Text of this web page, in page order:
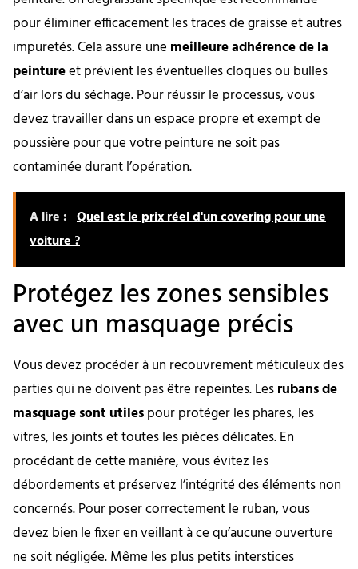
pour éliminer efficacement les traces de graisse et autres
impuretés. Cela assure une meilleure adhérence de la
peintureet prévient les éventuelles cloques ou bulles
d’air lors du séchage. Pour réussir le processus, vous
devez travailler dans un espace propre et exempt de
poussière pour que votre peinture ne soit pas
contaminée durant l’opération.
A lire : Quel est le prix réel d'un covering pour une
voiture ?
Protégez les zones sensibles
avec un masquage précis
Vous devez procéder à un recouvrement méticuleux des
parties qui ne doivent pas être repeintes. Lesrubans de
masquage sont utilespour protéger les phares, les
vitres, les joints et toutes les pièces délicates. En
procédant de cette manière, vous évitez les
débordements et préservez l’intégrité des éléments non
concernés. Pour poser correctement le ruban, vous
devez bien le fixer en veillant à ce qu’aucune ouverture
ne soit négligée. Même les plus petits interstices